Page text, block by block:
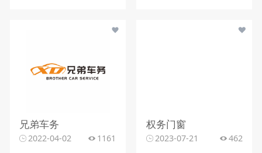
兄弟车务
2022-04-02 1161
权务门窗
2023-07-21 462